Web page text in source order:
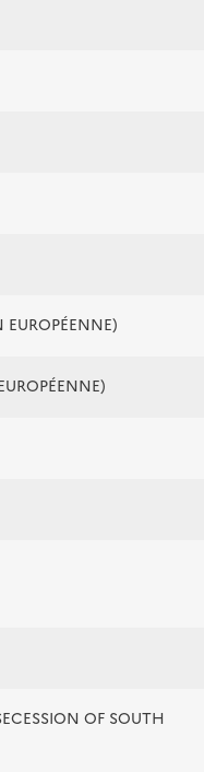
OF SOUTH